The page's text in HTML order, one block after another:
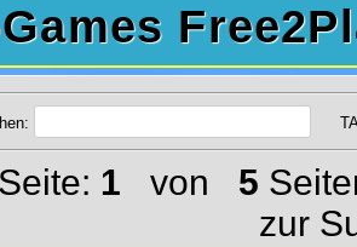
1 von 5
zur